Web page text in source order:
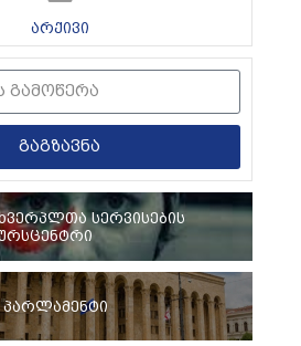
არქივი
გაგზავნა
სერვისების